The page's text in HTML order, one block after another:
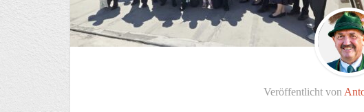
Veröffentlicht von